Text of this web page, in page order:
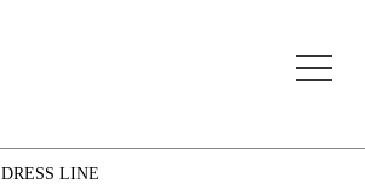
kaddish development store
DRESS LINE